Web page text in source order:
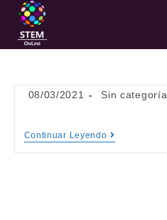
08/03/2021 Sin categoría
Continuar Leyendo